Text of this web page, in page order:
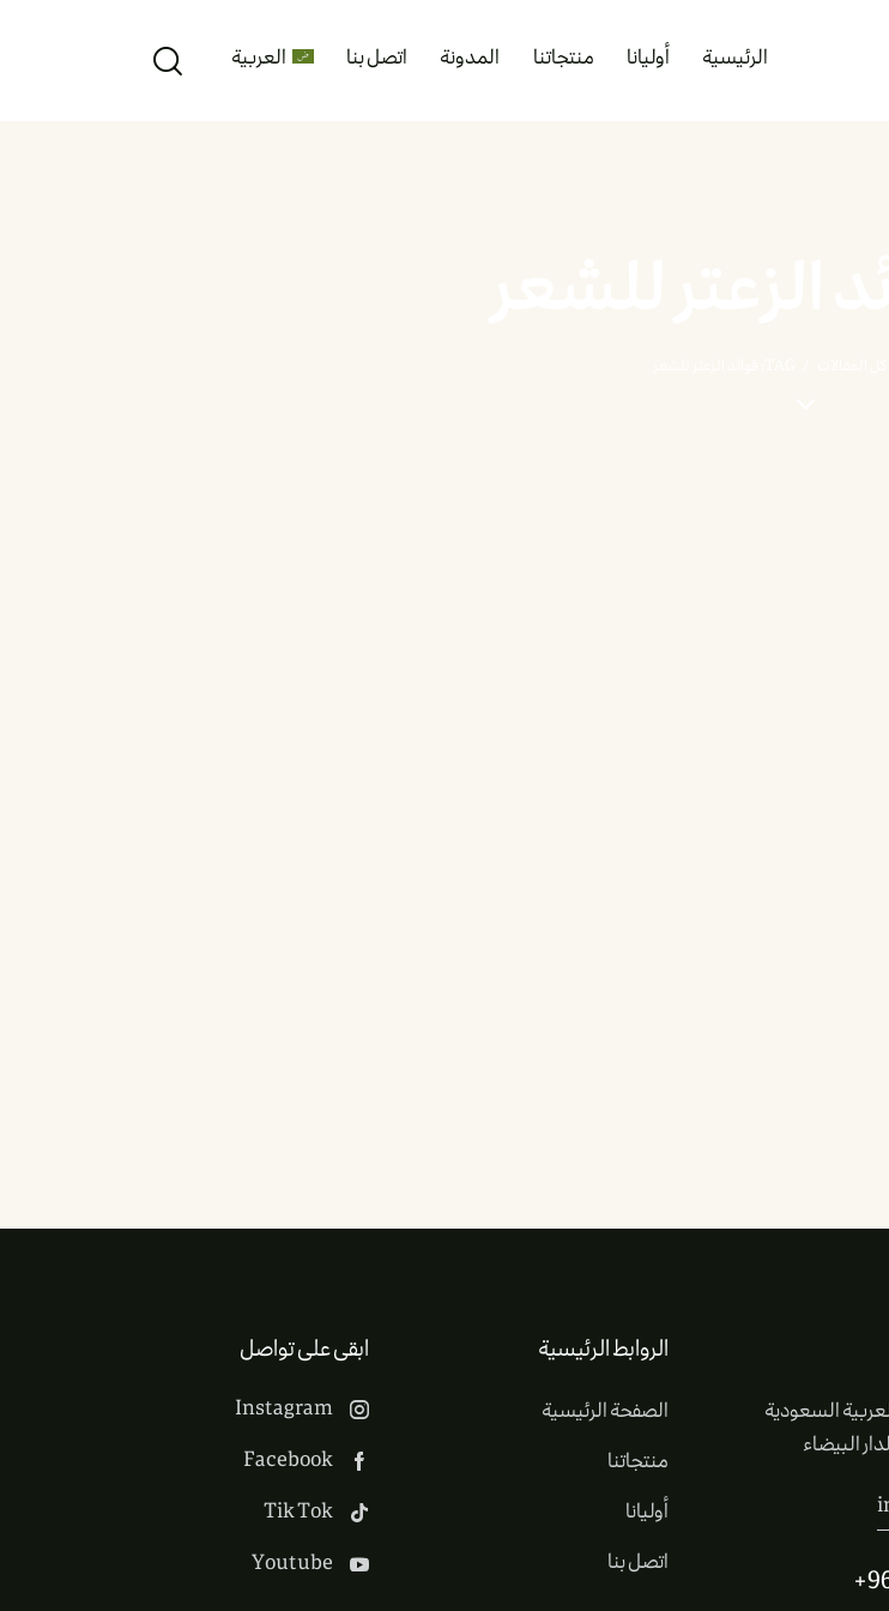
الرئيسية أوليانا منتجاتنا المدونة اتصل بنا العربية
السعودية
البيضاء
الروابط الرئيسية
الصفحة الرئيسية
منتجاتنا
أوليانا
اتصل بنا
ابقى على تواصل
Instagram
Facebook
Tik Tok
Youtube